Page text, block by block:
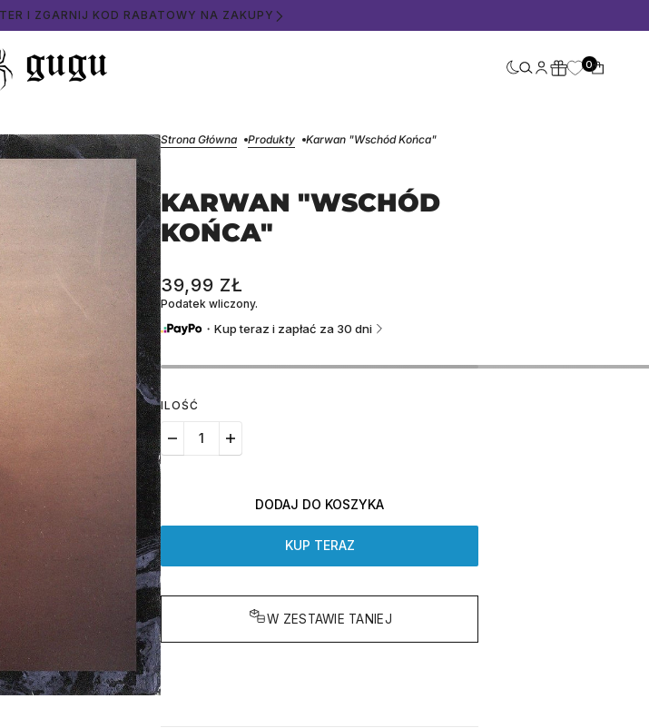
DARMOWA DOSTAWA DO PACZKOMATU
0
Strona Główna Produkty Karwan "Wschód Końca"
KARWAN "WSCHÓD
KOŃCA"
39,99 ZŁ
Podatek wliczony.
・Kup teraz i zapłać za 30 dni
ILOŚĆ
DODAJ DO KOSZYKA
KUP TERAZ
W ZESTAWIE TANIEJ